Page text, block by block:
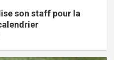
son staff pour la